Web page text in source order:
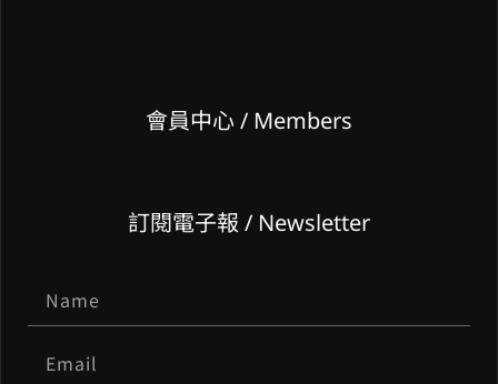
會員中心 / Members
訂閱電子報 / Newsletter